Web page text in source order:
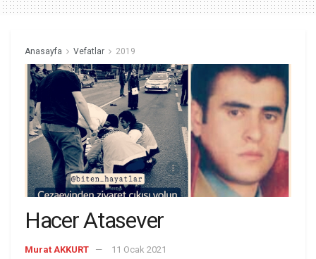
Anasayfa Vefatlar 2019
Hacer Atasever
Murat AKKURT 11 Ocak 2021